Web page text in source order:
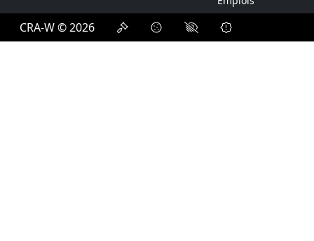
CRA-W © 2026